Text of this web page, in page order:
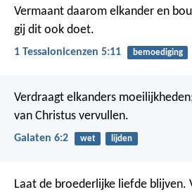
Vermaant daarom elkander en
gij dit ook doet.
1 Tessalonicenzen 5:11 bemoediging
Verdraagt elkanders
van Christus vervullen.
Galaten 6:2 wet lijden
Laat de broederlijke liefde blijven.